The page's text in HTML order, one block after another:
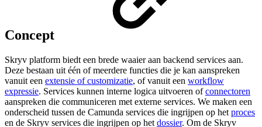
Concept
Skryv platform biedt een brede waaier aan backend services aan.
Deze bestaan uit één of meerdere functies die je kan aanspreken
vanuit een extensie of customizatie, of vanuit een workflow
expressie. Services kunnen interne logica uitvoeren ofconnectoren
aanspreken die communiceren met externe services. We maken een
onderscheid tussen de Camunda services die ingrijpen op het proces
en de Skryv services die ingrijpen op het dossier. Om de Skryv